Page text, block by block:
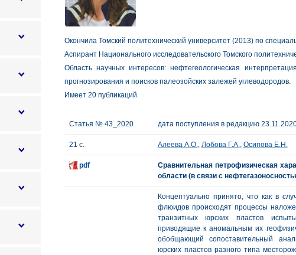
Окончила Томский политехнический университет (2013) по
Аспирант Национального исследовательского Томского
Область научных интересов: нефтегеологическая
прогнозирования и поисков палеозойских залежей углеводородов.
Имеет 20 публикаций.
Статья № 43_2020 дата поступления в редакцию
21 с. Алеева А.О., Лобова Г.А., Осипова Е.Н.
pdf
Сравнительная петрофизическая
области (в связи с
Концептуально принято, что как в
флюидов происходят процессы
транзитных юрских пластов
приводящие к аномальным их
обобщающий сопоставительный
юрских пластов разного типа